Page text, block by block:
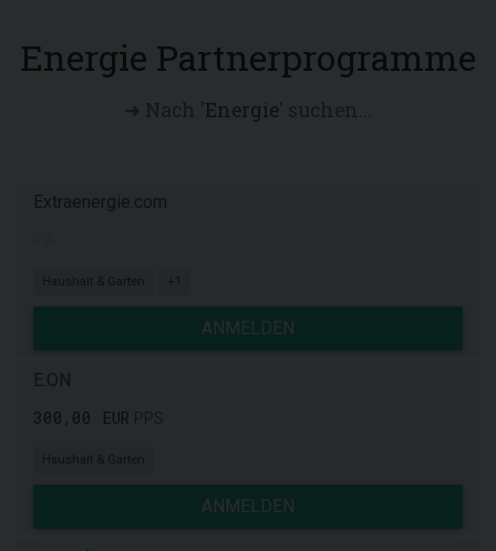
Energie Partnerprogramme
Energie
Extraenergie.com
Haushalt & Garten +1
ANMELDEN
E.ON
300,00 EUR
Haushalt & Garten
ANMELDEN